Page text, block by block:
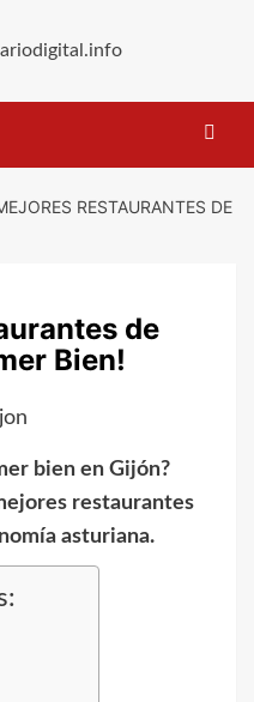
RESTAURANTES DE
de
Bien!
bien en Gijón?
restaurantes
asturiana.